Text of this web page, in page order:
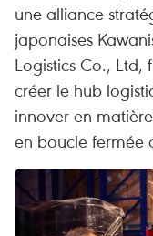
une alliance
japonaises
Logistics Co., Ltd,
créer le hub
innover en
en boucle fermée